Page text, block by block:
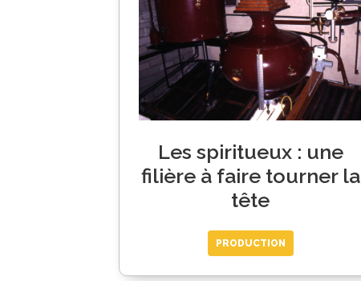
Les spiritueux : une
filière à faire tourner la
tête
PRODUCTION